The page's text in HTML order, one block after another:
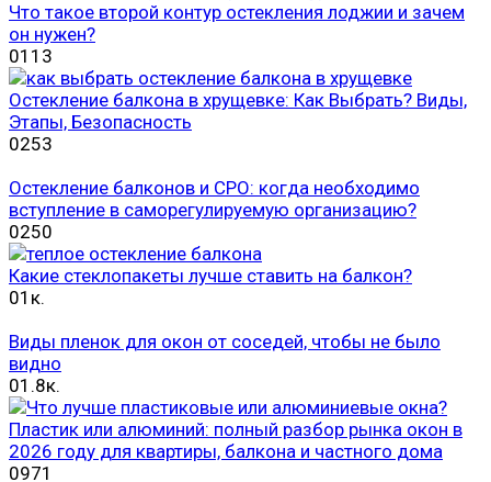
Что такое второй контур остекления лоджии и зачем
он нужен?
0113
Остекление балкона в хрущевке: Как Выбрать? Виды,
Этапы, Безопасность
0253
Остекление балконов и СРО: когда необходимо
вступление в саморегулируемую организацию?
0250
Какие стеклопакеты лучше ставить на балкон?
01к.
Виды пленок для окон от соседей, чтобы не было
видно
01.8к.
Пластик или алюминий: полный разбор рынка окон в
2026 году для квартиры, балкона и частного дома
0971